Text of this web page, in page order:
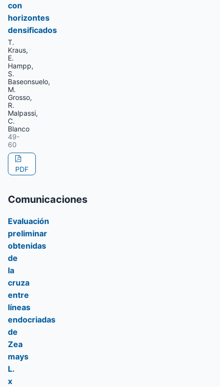
con
horizontes
densificados
T.
Kraus,
E.
Hampp,
S.
Baseonsuelo,
M.
Grosso,
R.
Malpassi,
C.
Blanco
49-
60
PDF
Comunicaciones
Evaluación
preliminar
obtenidas
de
la
cruza
entre
líneas
endocriadas
de
Zea
mays
L.
x